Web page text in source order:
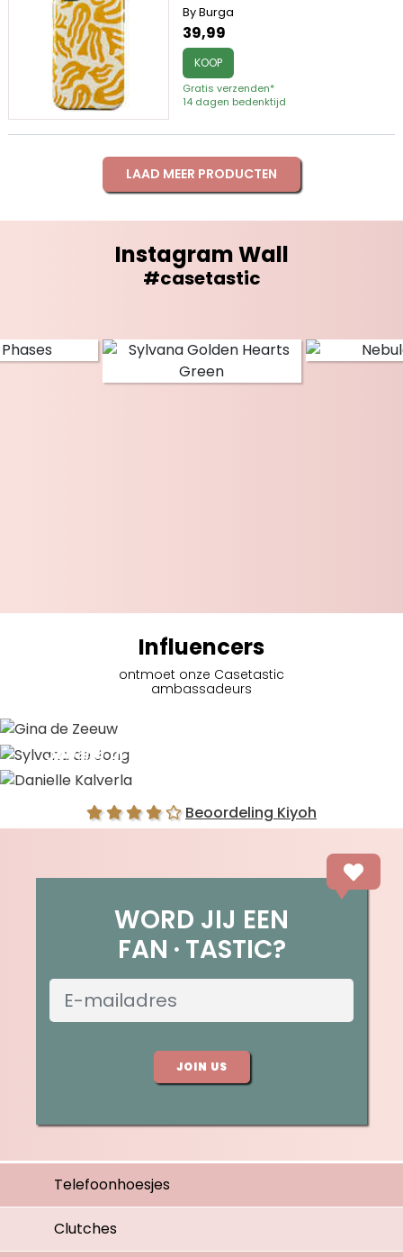
By Burga
39,99
KOOP
Gratis verzenden*
14 dagen bedenktijd
LAAD MEER PRODUCTEN
Instagram Wall
#casetastic
Influencers
ontmoet onze Casetastic
ambassadeurs
Sylvana de Jong
Beoordeling Kiyoh
WORD JIJ EEN
FAN TASTIC?
JOIN US
Telefoonhoesjes
Clutches